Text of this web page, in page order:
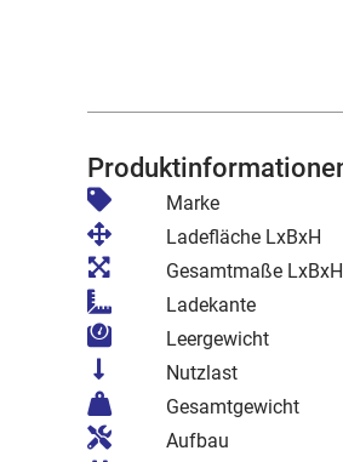
Marke
Ladefläche LxBxH
Gesamtmaße LxBxH
Ladekante
Leergewicht
Nutzlast
Gesamtgewicht
Aufbau